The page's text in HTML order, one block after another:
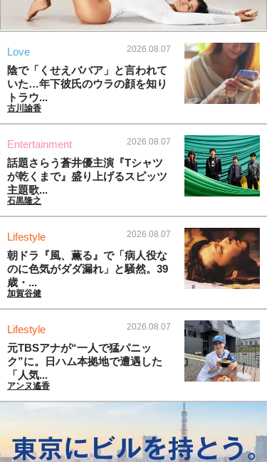
Love 2026.08.07
陰で「くせえババア」と言われて
いた…年下彼氏のウラの顔を知り
トラウ...
古川諭香
Entertainment 2026.08.07
話題さらう蒼井優主演『Tシャツ
が乾くまで』盛り上げるスピッツ
主題歌...
石黒隆之
Lifestyle 2026.08.07
朝ドラ『風、薫る』で「病人役な
のに色気がダダ漏れ」と騒然。39
歳・...
加賀谷健
Lifestyle 2026.08.07
元TBSアナが“一人で猛パニッ
ク”に。日ハム本拠地で遭遇した
「人気...
アンヌ遙香